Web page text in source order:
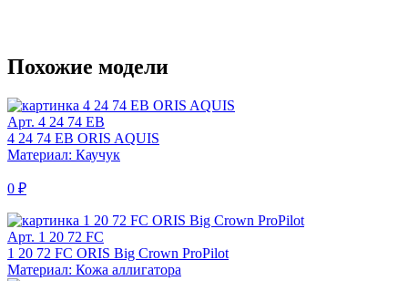
Похожие модели
Арт. 4 24 74 EB
4 24 74 EB ORIS AQUIS
Материал: Каучук
0 ₽
Арт. 1 20 72 FC
1 20 72 FC ORIS Big Crown ProPilot
Материал: Кожа аллигатора